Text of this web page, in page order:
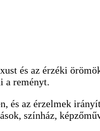
és az érzéki
a reményt.
és az érzelmek
színház,